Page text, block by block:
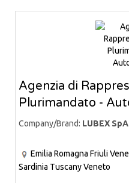
Agenzia di
Plurimandato -
Company/Brand: LUBEX SpA
Emilia Romagna Friuli
Sardinia TuscanyVeneto